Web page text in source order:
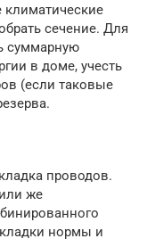
сечение. Для
суммарную
в доме, учесть
(если таковые
проводов.
же
нормы и